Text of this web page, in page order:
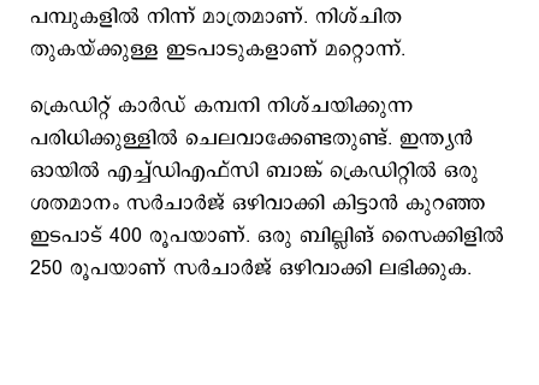
പമ്പുകളിൽ നിന്ന് മാത്രമാണ്. നിശ്ചിത
തുകയ്ക്കുള്ള ഇടപാടുകളാണ് മറ്റൊന്ന്.
ക്രെഡിറ്റ് കാർഡ് കമ്പനി നിശ്ചയിക്കുന്ന
പരിധിക്കുള്ളിൽ ചെലവാക്കേണ്ടതുണ്ട്. ഇന്ത്യൻ
ഓയിൽ എച്ച്ഡിഎഫ്സി ബാങ്ക് ക്രെഡിറ്റിൽ ഒരു
ശതമാനം സർചാർജ് ഒഴിവാക്കി കിട്ടാൻ കുറഞ്ഞ
ഇടപാട് 400 രൂപയാണ്. ഒരു ബില്ലിങ് സൈക്കിളിൽ
250 രൂപയാണ് സർചാർജ് ഒഴിവാക്കി ലഭിക്കുക.